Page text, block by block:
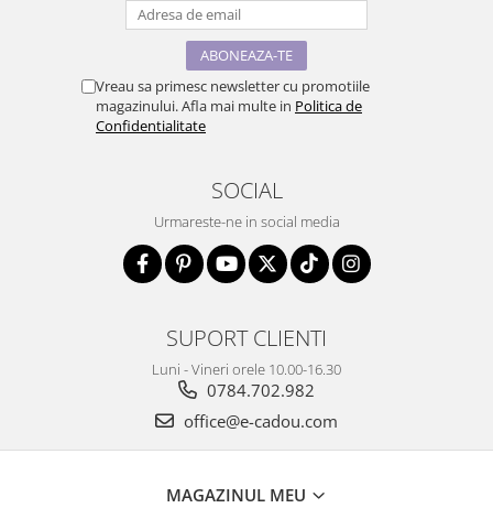
Vreau sa primesc newsletter cu promotiile
magazinului. Afla mai multe in Politica de
Confidentialitate
SOCIAL
Urmareste-ne in social media
SUPORT CLIENTI
Luni - Vineri orele 10.00-16.30
0784.702.982
office@e-cadou.com
MAGAZINUL MEU